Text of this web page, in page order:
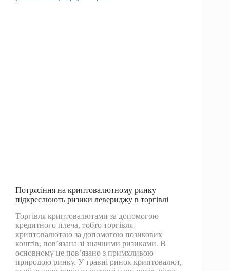
Потрясіння на криптовалютному ринку
підкреслюють ризики левериджу в торгівлі
Торгівля криптовалютами за допомогою
кредитного плеча, тобто торгівля
криптовалютою за допомогою позикових
коштів, пов’язана зі значними ризиками. В
основному це пов’язано з примхливою
природою ринку. У травні ринок криптовалют,